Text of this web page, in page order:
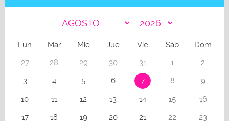
Lun Mar Mie Jue Vie Sáb
Dom
27
28 29 30 31 1
2
3
4 5 6 7 8
9
10
11 12 13 14 15
16
17
18 19 20 21 22
23